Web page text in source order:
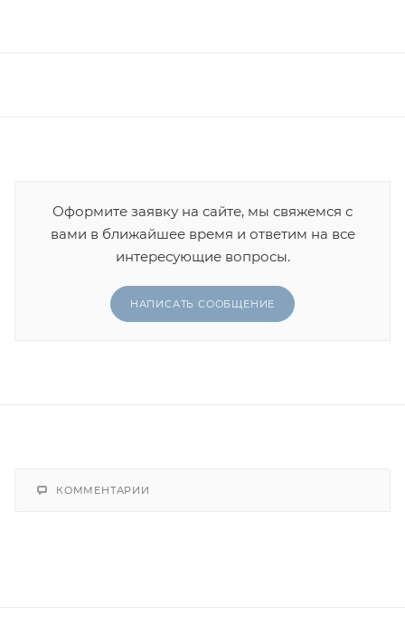
Оформите заявку на сайте, мы свяжемся с
вами в ближайшее время и ответим на все
интересующие вопросы.
НАПИСАТЬ СООБЩЕНИЕ
КОММЕНТАРИИ